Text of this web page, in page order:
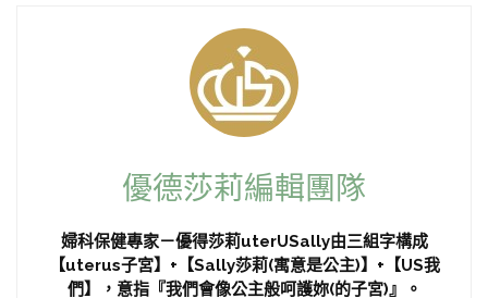
優德莎莉編輯團隊
婦科保健專家－優得莎莉uterUSally由三組字構成
【uterus子宮】+【Sally莎莉(寓意是公主)】+【US我
們】，意指『我們會像公主般呵護妳(的子宮)』。